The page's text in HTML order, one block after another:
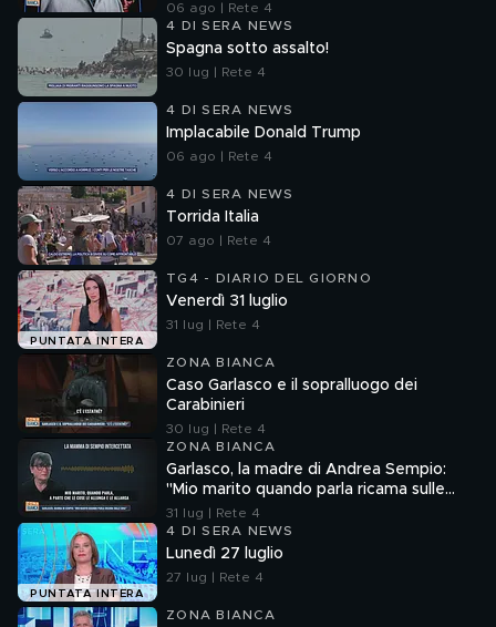
06 ago | Rete 4
4 DI SERA NEWS
Spagna sotto assalto!
30 lug | Rete 4
4 DI SERA NEWS
Implacabile Donald Trump
06 ago | Rete 4
4 DI SERA NEWS
Torrida Italia
07 ago | Rete 4
PUNTATA INTERA
TG4 - DIARIO DEL GIORNO
Venerdì 31 luglio
31 lug | Rete 4
ZONA BIANCA
Caso Garlasco e il sopralluogo dei
Carabinieri
30 lug | Rete 4
ZONA BIANCA
Garlasco, la madre di Andrea Sempio:
"Mio marito quando parla ricama sulle
cose"
31 lug | Rete 4
PUNTATA INTERA
4 DI SERA NEWS
Lunedì 27 luglio
27 lug | Rete 4
ZONA BIANCA